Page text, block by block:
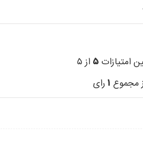
امتیازات ۵ از ۵
مجموع ۱رای